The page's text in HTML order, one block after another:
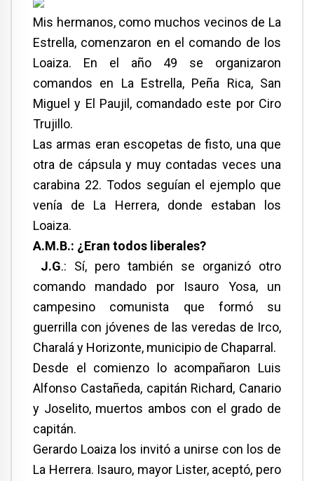
Mis hermanos, como muchos vecinos de La
Estrella, comenzaron en el comando de los
Loaiza. En el año 49 se organizaron
comandos en La Estrella, Peña Rica, San
Miguel y El Paujil, comandado este por Ciro
Trujillo.
Las armas eran escopetas de fisto, una que
otra de cápsula y muy contadas veces una
carabina 22. Todos seguían el ejemplo que
venía de La Herrera, donde estaban los
Loaiza.
A.M.B.: ¿Eran todos liberales?
J.G.: Sí, pero también se organizó otro
comando mandado por Isauro Yosa, un
campesino comunista que formó su
guerrilla con jóvenes de las veredas de Irco,
Charalá y Horizonte, municipio de Chaparral.
Desde el comienzo lo acompañaron Luis
Alfonso Castañeda, capitán Richard, Canario
y Joselito, muertos ambos con el grado de
capitán.
Gerardo Loaiza los invitó a unirse con los de
La Herrera. Isauro, mayor Lister, aceptó, pero